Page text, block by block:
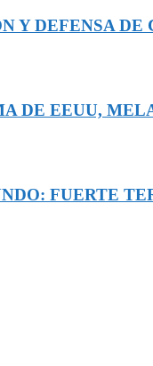
Y DEFENSA
DE EEUU,
FUERTE